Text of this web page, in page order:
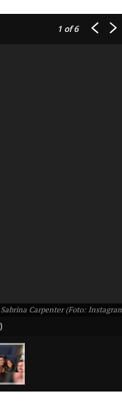
Editorial
1 of 6
Carpenter (Foto: